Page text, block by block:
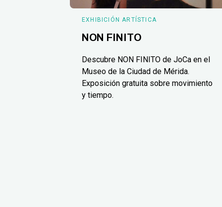
EXHIBICIÓN ARTÍSTICA
NON FINITO
Descubre NON FINITO de JoCa en el
Museo de la Ciudad de Mérida.
Exposición gratuita sobre movimiento
y tiempo.